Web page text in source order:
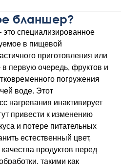
бланшер?
специализированное
в пищевой
приготовления или
первую очередь, фруктов и
погружения
воде. Этот
нагревания инактивирует
привести к изменению
и потере питательных
естественный цвет,
продуктов перед
такими как